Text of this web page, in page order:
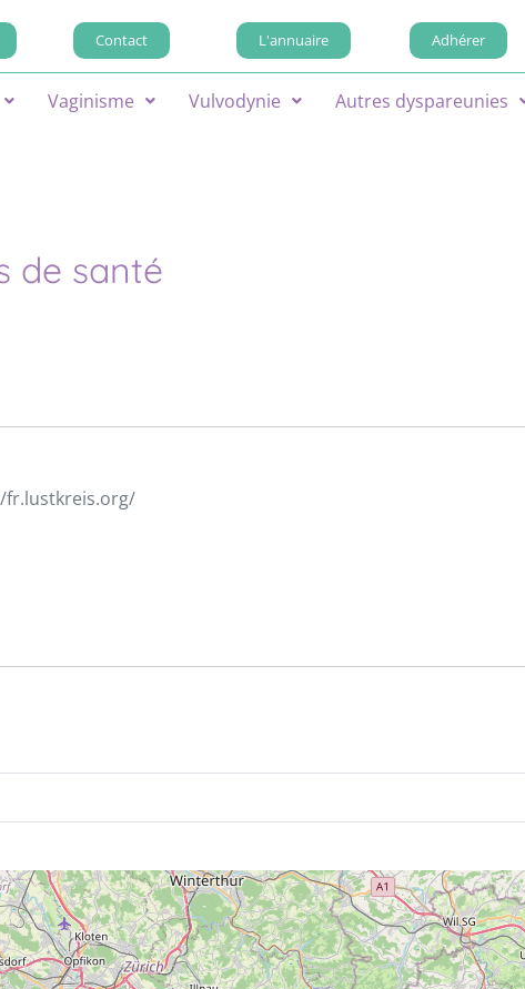
Contact L'annuaire Adhérer
Vaginisme Vulvodynie Autres dyspareunies
de santé
fr.lustkreis.org/